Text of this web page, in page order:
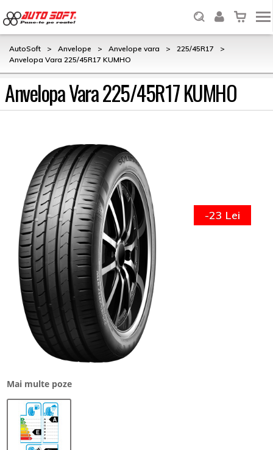
AutoSoft > Anvelope > Anvelope vara > 225/45R17
>
Anvelopa Vara 225/45R17 KUMHO
Anvelopa Vara 225/45R17 KUMHO
Mai multe poze
-23 Lei